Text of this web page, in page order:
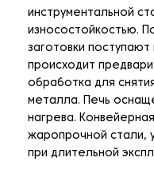
инструментальной
износостойкостью.
заготовки поступают
происходит
обработка для
металла. Печь
нагрева.
жаропрочной стали,
при длительной